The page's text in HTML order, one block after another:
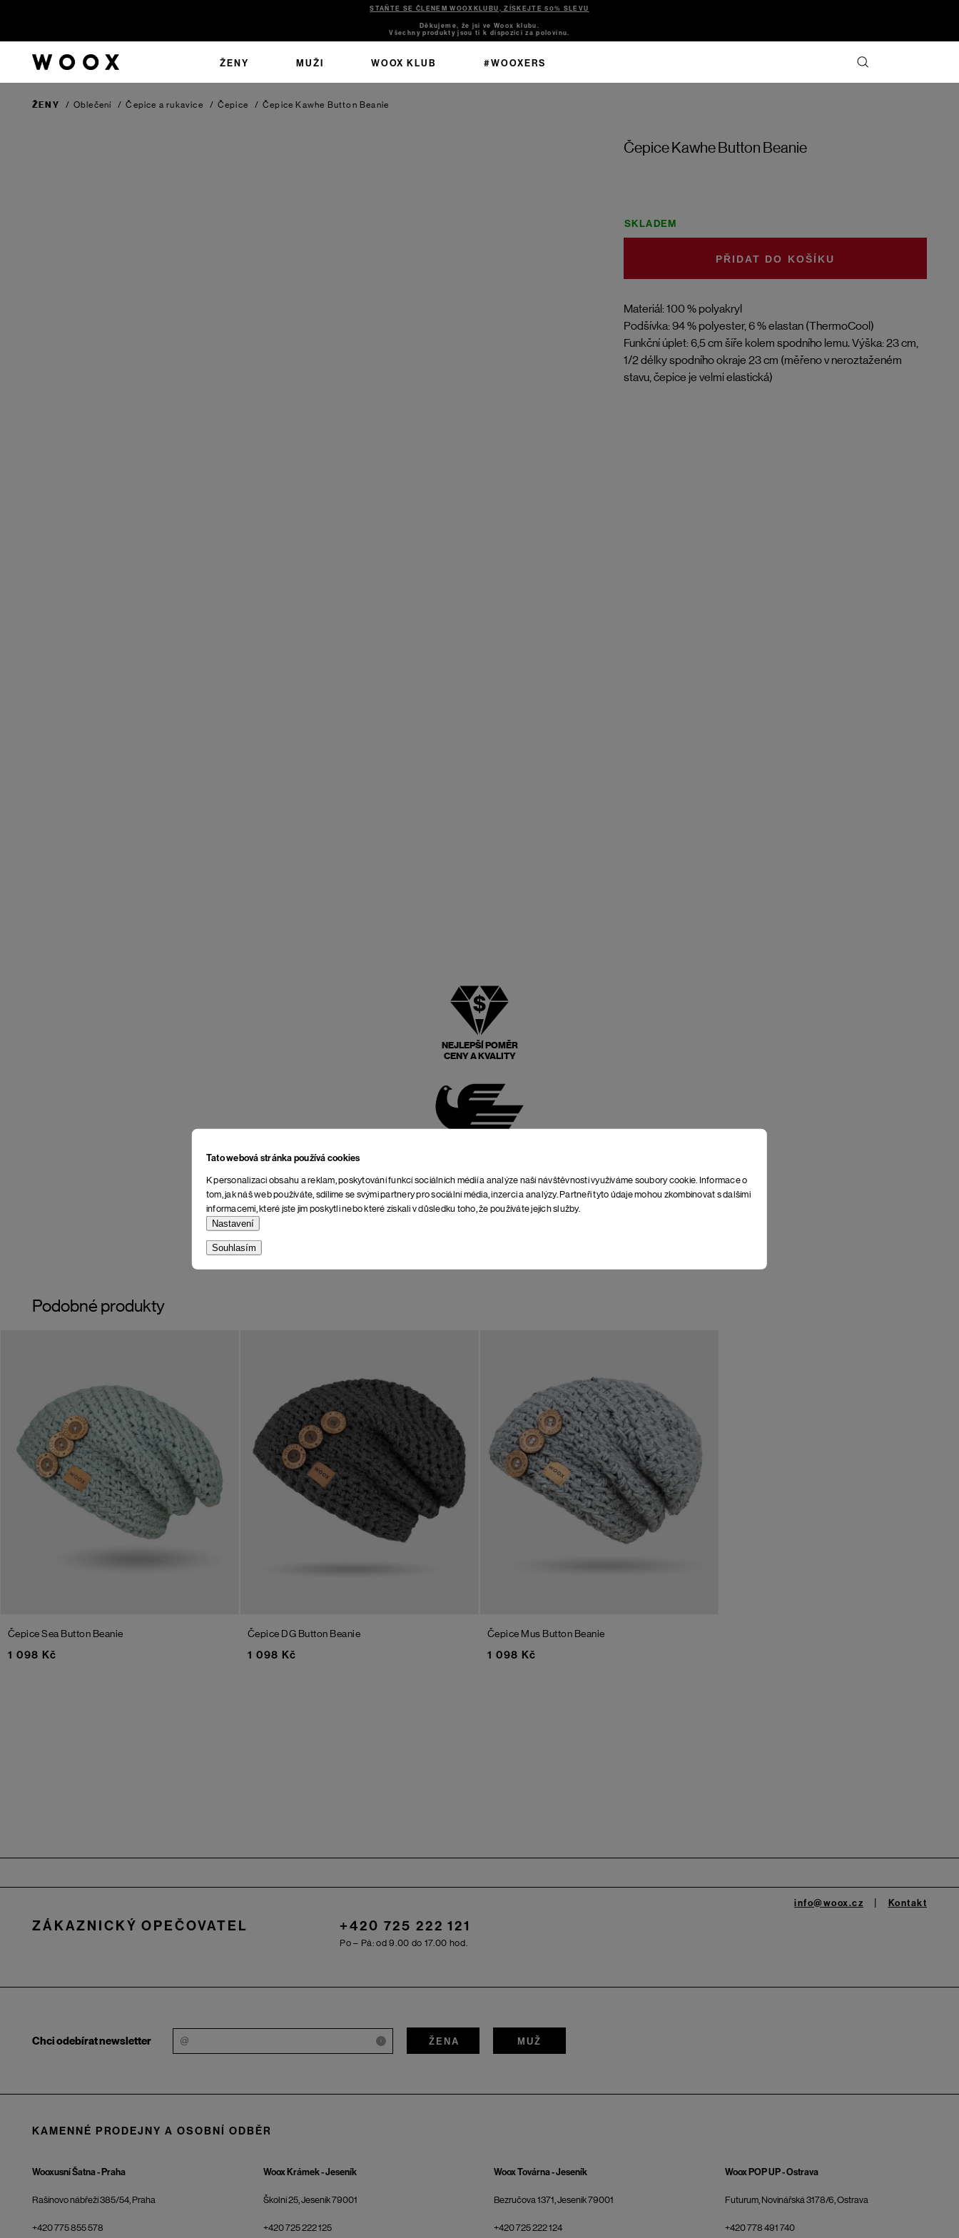
Tato webová stránka používá cookies
K personalizaci obsahu a reklam, poskytování funkcí sociálních médií a analýze naší návštěvnosti využíváme soubory cookie. Informace o
tom, jak náš web používáte, sdílíme se svými partnery pro sociální média, inzerci a analýzy. Partneři tyto údaje mohou zkombinovat s dalšími
informacemi, které jste jim poskytli nebo které získali v důsledku toho, že používáte jejich služby.
Nastavení
Souhlasím
STAŇTE SE ČLENEM WOOXKLUBU, ZÍSKEJTE 50% SLEVU
Děkujeme, že jsi ve Woox klubu.
Všechny produkty jsou ti k dispozici za polovinu.
ŽENY MUŽI WOOX KLUB #WOOXERS
ŽENY / Oblečení / Čepice a rukavice / Čepice / Čepice Kawhe Button Beanie
Čepice Kawhe Button Beanie
Materiál: 100 % polyakryl
Podšívka: 94 % polyester, 6 % elastan (ThermoCool)
Funkční úplet: 6,5 cm šíře kolem spodního lemu. Výška: 23 cm,
1/2 délky spodního okraje 23 cm (měřeno v neroztaženém
stavu, čepice je velmi elastická)
SKLADEM
DO KOŠÍKU
NEJLEPŠÍ POMĚR
CENY A KVALITY
Podobné produkty
Čepice Sea Button Beanie
1 098 Kč
Čepice DG Button Beanie
1 098 Kč
Čepice Mus Button Beanie
1 098 Kč
ZÁKAZNICKÝ OPEČOVATEL +420 725 222 121
Po – Pá: od 9.00 do 17.00 hod.
info@woox.cz Kontakt
Chci odebírat newsletter i ŽENA MUŽ
KAMENNÉ PRODEJNY A OSOBNÍ ODBĚR
Wooxusní Šatna - Praha
Rašínovo nábřeží 385/54, Praha
+420 775 855 578
Woox Krámek - Jeseník
Školní 25, Jeseník 79001
+420 725 222 125
Woox Továrna - Jeseník
Bezručova 1371, Jeseník 79001
+420 725 222 124
Woox POP UP - Ostrava
Futurum, Novinářská 3178/6, Ostrava
+420 778 491 740